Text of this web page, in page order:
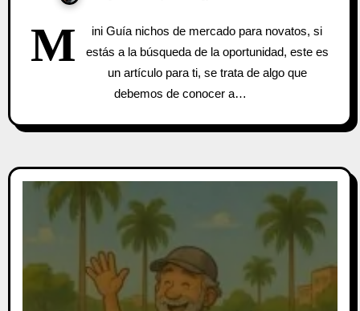
M
ini Guía nichos de mercado para novatos, si
estás a la búsqueda de la oportunidad, este es
un artículo para ti, se trata de algo que
debemos de conocer a…